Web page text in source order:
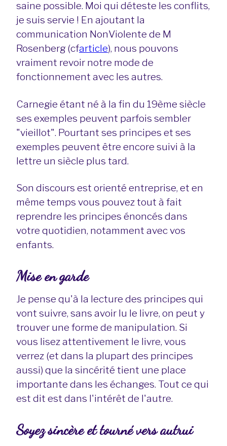
saine possible. Moi qui déteste les conflits,
je suis servie ! En ajoutant la
communication NonViolente de M
Rosenberg (cfarticle), nous pouvons
vraiment revoir notre mode de
fonctionnement avec les autres.
Carnegie étant né à la fin du 19ème siècle
ses exemples peuvent parfois sembler
"vieillot". Pourtant ses principes et ses
exemples peuvent être encore suivi à la
lettre un siècle plus tard.
Son discours est orienté entreprise, et en
même temps vous pouvez tout à fait
reprendre les principes énoncés dans
votre quotidien, notamment avec vos
enfants.
Mise en garde
Je pense qu'à la lecture des principes qui
vont suivre, sans avoir lu le livre, on peut y
trouver une forme de manipulation. Si
vous lisez attentivement le livre, vous
verrez (et dans la plupart des principes
aussi) que la sincérité tient une place
importante dans les échanges. Tout ce qui
est dit est dans l'intérêt de l'autre.
Soyez sincère et tourné vers autrui